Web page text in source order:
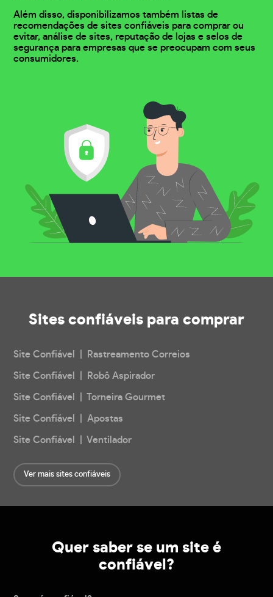
Além disso, disponibilizamos também listas de
recomendações de sites confiáveis para comprar ou
evitar, análise de sites, reputação de lojas e selos de
segurança para empresas que se preocupam com seus
consumidores.
Sites confiáveis para comprar
Site Confiável | Rastreamento Correios
Site Confiável | Robô Aspirador
Site Confiável | Torneira Gourmet
Site Confiável | Apostas
Site Confiável | Ventilador
Ver mais sites confiáveis
Quer saber se um site é
confiável?